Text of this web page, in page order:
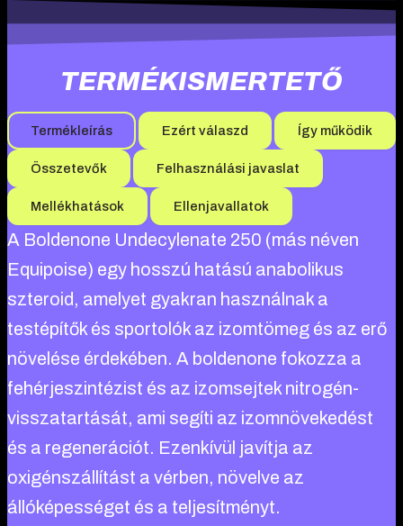
TERMÉKISMERTETŐ
Termékleírás Ezért válaszd Így működik
Összetevők Felhasználási javaslat
Mellékhatások Ellenjavallatok
A Boldenone Undecylenate 250 (más néven
Equipoise) egy hosszú hatású anabolikus
szteroid, amelyet gyakran használnak a
testépítők és sportolók az izomtömeg és az erő
növelése érdekében. A boldenone fokozza a
fehérjeszintézist és az izomsejtek nitrogén-
visszatartását, ami segíti az izomnövekedést
és a regenerációt. Ezenkívül javítja az
oxigénszállítást a vérben, növelve az
állóképességet és a teljesítményt.